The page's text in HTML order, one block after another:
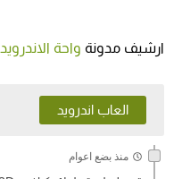
ارشيف مدونة واحة الاندرويد
العاب اندرويد
منذ بضع اعوام